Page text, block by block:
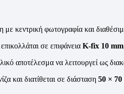
με κεντρική φωτογραφία και
σε επιφάνεια K-fix 10 mm
αποτέλεσμα να λειτουργεί ως
και διατίθεται σε διάσταση 50 × 70